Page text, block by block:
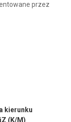
przez
kierunku
(K/M)